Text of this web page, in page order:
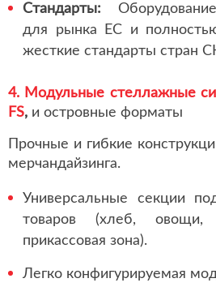
Стандарты:
для рынка ЕС и
жесткие стандарты стран
4. Модульные стеллажные
FS, и островные форматы
Прочные и гибкие
мерчандайзинга.
Универсальные секции
товаров (хлеб, овощи,
прикассовая зона).
Легко конфигурируемая